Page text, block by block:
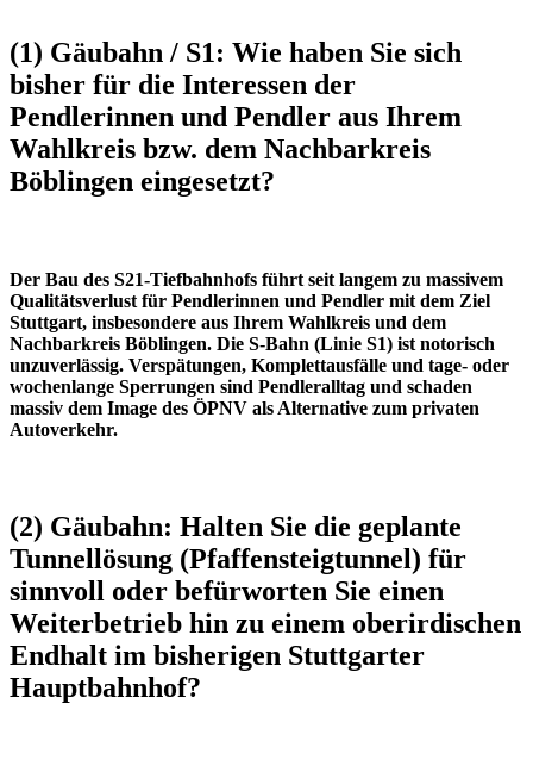
(1) Gäubahn / S1: Wie haben Sie sich
bisher für die Interessen der
Pendlerinnen und Pendler aus Ihrem
Wahlkreis bzw. dem Nachbarkreis
Böblingen eingesetzt?
Der Bau des S21-Tiefbahnhofs führt seit langem zu massivem
Qualitätsverlust für Pendlerinnen und Pendler mit dem Ziel
Stuttgart, insbesondere aus Ihrem Wahlkreis und dem
Nachbarkreis Böblingen. Die S-Bahn (Linie S1) ist notorisch
unzuverlässig. Verspätungen, Komplettausfälle und tage- oder
wochenlange Sperrungen sind Pendleralltag und schaden
massiv dem Image des ÖPNV als Alternative zum privaten
Autoverkehr.
(2) Gäubahn: Halten Sie die geplante
Tunnellösung (Pfaffensteigtunnel) für
sinnvoll oder befürworten Sie einen
Weiterbetrieb hin zu einem oberirdischen
Endhalt im bisherigen Stuttgarter
Hauptbahnhof?